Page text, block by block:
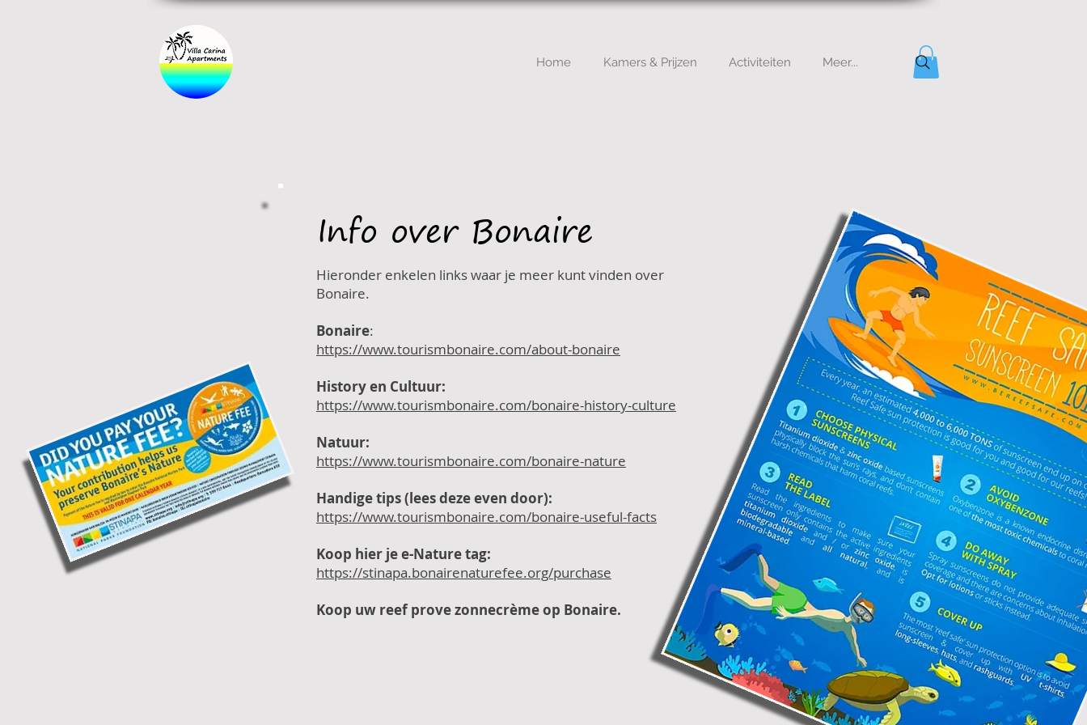
Home Kamers & Prijzen Activiteiten Meer...
Info over Bonaire
Hieronder enkelen links waar je meer kunt vinden over
Bonaire.
Bonaire:
https://www.tourismbonaire.com/about-bonaire
History en Cultuur:
https://www.tourismbonaire.com/bonaire-history-culture
Natuur:
https://www.tourismbonaire.com/bonaire-nature
Handige tips (lees deze even door):
https://www.tourismbonaire.com/bonaire-useful-facts
Koop hier je e-Nature tag:
https://stinapa.bonairenaturefee.org/purchase
Koop uw reef provezonnecrèmeop Bonaire.